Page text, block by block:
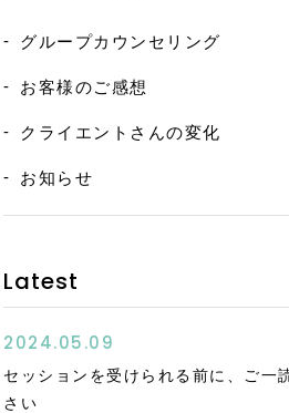
グループカウンセリング
お客様のご感想
クライエントさんの変化
お知らせ
Latest
2024.05.09
セッションを受けられる前に、ご一
さい